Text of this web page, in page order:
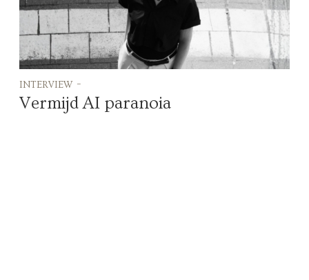
interview -
Vermijd AI paranoia